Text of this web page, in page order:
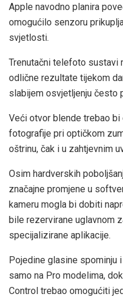
Apple navodno planira
omogućilo senzoru
svjetlosti.
Trenutačni telefoto sustavi
odlične rezultate tijekom
slabijem osvjetljenju često
Veći otvor blende trebao
fotografije pri optičkom
oštrinu, čak i u zahtjevnim
Osim hardverskih
značajne promjene u
kameru mogla bi dobiti
bile rezervirane uglavnom
specijalizirane aplikacije.
Pojedine glasine spominju
samo na Pro modelima,
Control trebao omogućiti